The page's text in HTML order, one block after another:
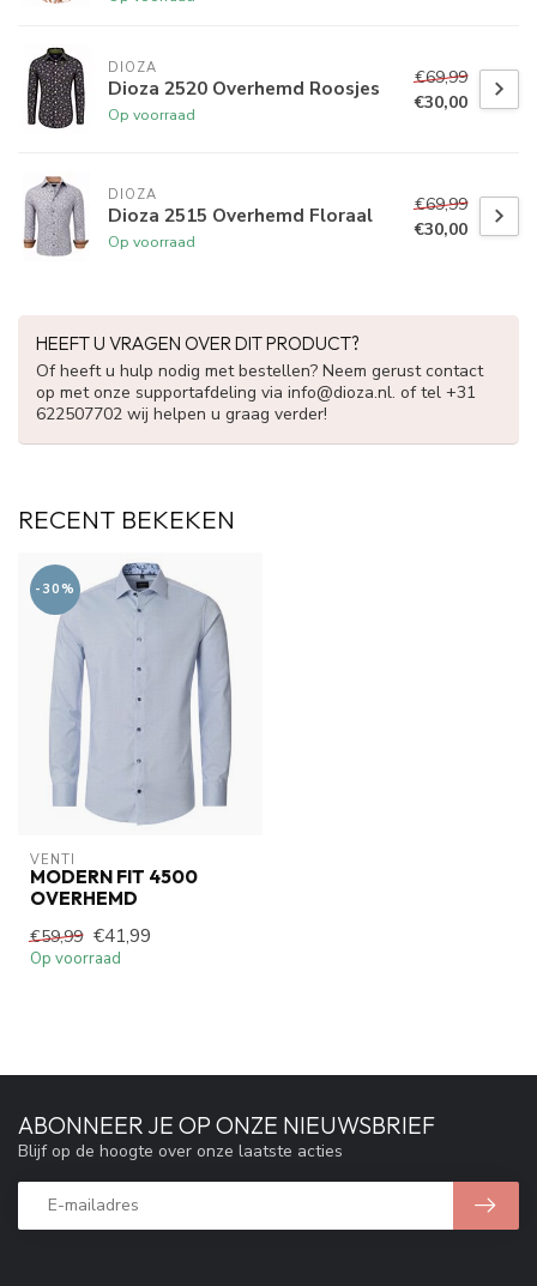
DIOZA
Dioza 2520 Overhemd Roosjes
Op voorraad
€69,99
€30,00
DIOZA
Dioza 2515 Overhemd Floraal
Op voorraad
€69,99
€30,00
HEEFT U VRAGEN OVER DIT PRODUCT?
Of heeft u hulp nodig met bestellen? Neem gerust contact
op met onze supportafdeling via info@dioza.nl. of tel +31
622507702 wij helpen u graag verder!
RECENT BEKEKEN
-30%
VENTI
MODERN FIT 4500
OVERHEMD
€59,99 €41,99
Op voorraad
ABONNEER JE OP ONZE NIEUWSBRIEF
Blijf op de hoogte over onze laatste acties